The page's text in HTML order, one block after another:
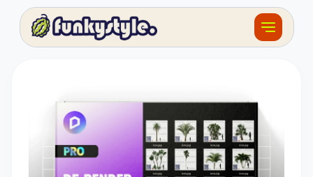
Khóa học
Tài nguyên